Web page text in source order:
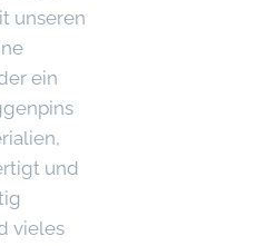
unseren
ein
und
vieles